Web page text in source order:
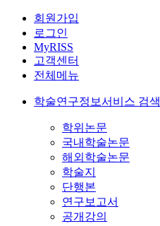
회원가입
로그인
MyRISS
고객센터
전체메뉴
학술연구정보서비스 검색
학위논문
국내학술논문
해외학술논문
학술지
단행본
연구보고서
공개강의